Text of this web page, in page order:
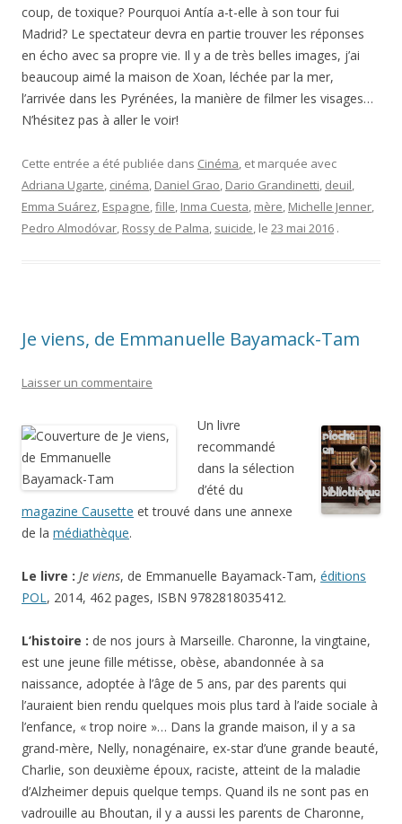
coup, de toxique? Pourquoi Antía a-t-elle à son tour fui
Madrid? Le spectateur devra en partie trouver les réponses
en écho avec sa propre vie. Il y a de très belles images, j’ai
beaucoup aimé la maison de Xoan, léchée par la mer,
l’arrivée dans les Pyrénées, la manière de filmer les visages…
N’hésitez pas à aller le voir!
Cette entrée a été publiée dans Cinéma, et marquée avec
Adriana Ugarte, cinéma, Daniel Grao, Dario Grandinetti, deuil,
Emma Suárez, Espagne,fille, Inma Cuesta, mère, Michelle Jenner,
Pedro Almodóvar, Rossy de Palma, suicide, le 23 mai 2016 .
Je viens, de Emmanuelle Bayamack-Tam
Laisser un commentaire
Un livre
recommandé
dans la sélection
d’été du
magazine Causette et trouvé dans une annexe
de la médiathèque.
Le livre : Je viens, de Emmanuelle Bayamack-Tam, éditions
POL, 2014, 462 pages, ISBN 9782818035412.
L’histoire : de nos jours à Marseille. Charonne, la vingtaine,
est une jeune fille métisse, obèse, abandonnée à sa
naissance, adoptée à l’âge de 5 ans, par des parents qui
l’auraient bien rendu quelques mois plus tard à l’aide sociale à
l’enfance, « trop noire »… Dans la grande maison, il y a sa
grand-mère, Nelly, nonagénaire, ex-star d’une grande beauté,
Charlie, son deuxième époux, raciste, atteint de la maladie
d’Alzheimer depuis quelque temps. Quand ils ne sont pas en
vadrouille au Bhoutan, il y a aussi les parents de Charonne,